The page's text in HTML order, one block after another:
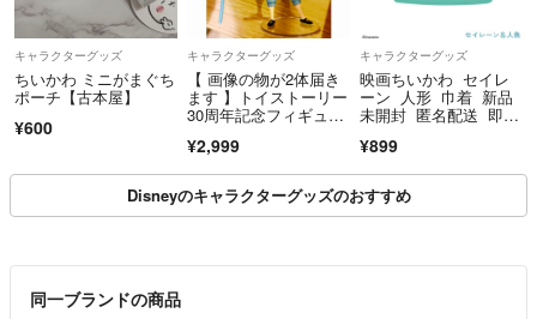
キャラクターグッズ
ちいかわ ミニがまぐち
ポーチ【古本屋】
¥600
キャラクターグッズ
【 画像の物が2体届き
ます 】トイストーリー
30周年記念フィギュ
¥2,999
キャラクターグッズ
映画ちいかわ セイレ
ーン 人形 巾着 新品
未開封 匿名配送 即日
¥899
Disneyのキャラクターグッズのおすすめ
同一ブランドの商品